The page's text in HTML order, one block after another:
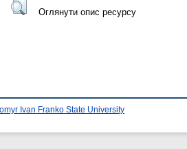
Оглянути опис ресурсу
Ivan Franko State University